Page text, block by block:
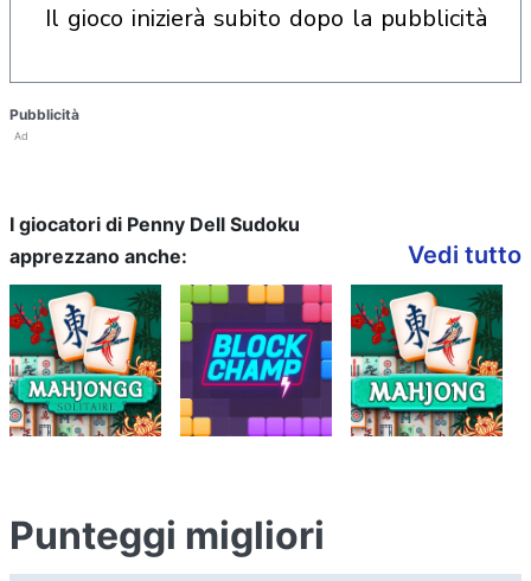
il gioco inizierà subito dopo la pubblicità
Pubblicità
Ad
I giocatori di Penny Dell Sudoku
apprezzano anche:
Vedi tutto
Punteggi migliori